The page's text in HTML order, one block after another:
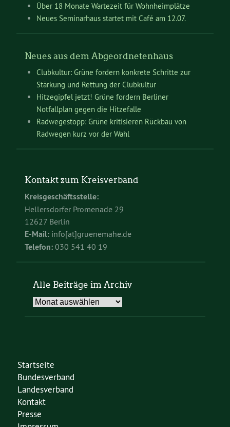
Über 18 Monate Wartezeit für Wohnheimplätze
Neues Seminarhaus startet mit Café am 12.07.
Neues aus dem Abgeordnetenhaus
Clubkultur: Grüne fordern konkrete Schritte zur
Stärkung und Rettung der Clubkultur
Hitzegipfel jetzt! Grüne fordern Berliner
Notfallplan gegen die Hitzefalle
Radwegestopp: Grüne kritisieren Rückbau von
Radwegen kurz vor der Wahl
Kontakt zum Kreisverband
Kreisgeschäftsstelle:
Hellersdorfer Promenade 29
12627 Berlin
E-Mail: info[at]gruenemahe.de
Telefon: 030 541 40 19
Alle Beiträge im Archiv
Alle
Startseite
Bundesverband
Landesverband
Kontakt
Presse